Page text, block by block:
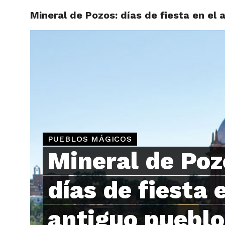
Mineral de Pozos: días de fiesta en el
PUEBLOS MÁGICOS
Mineral de
días de fiesta